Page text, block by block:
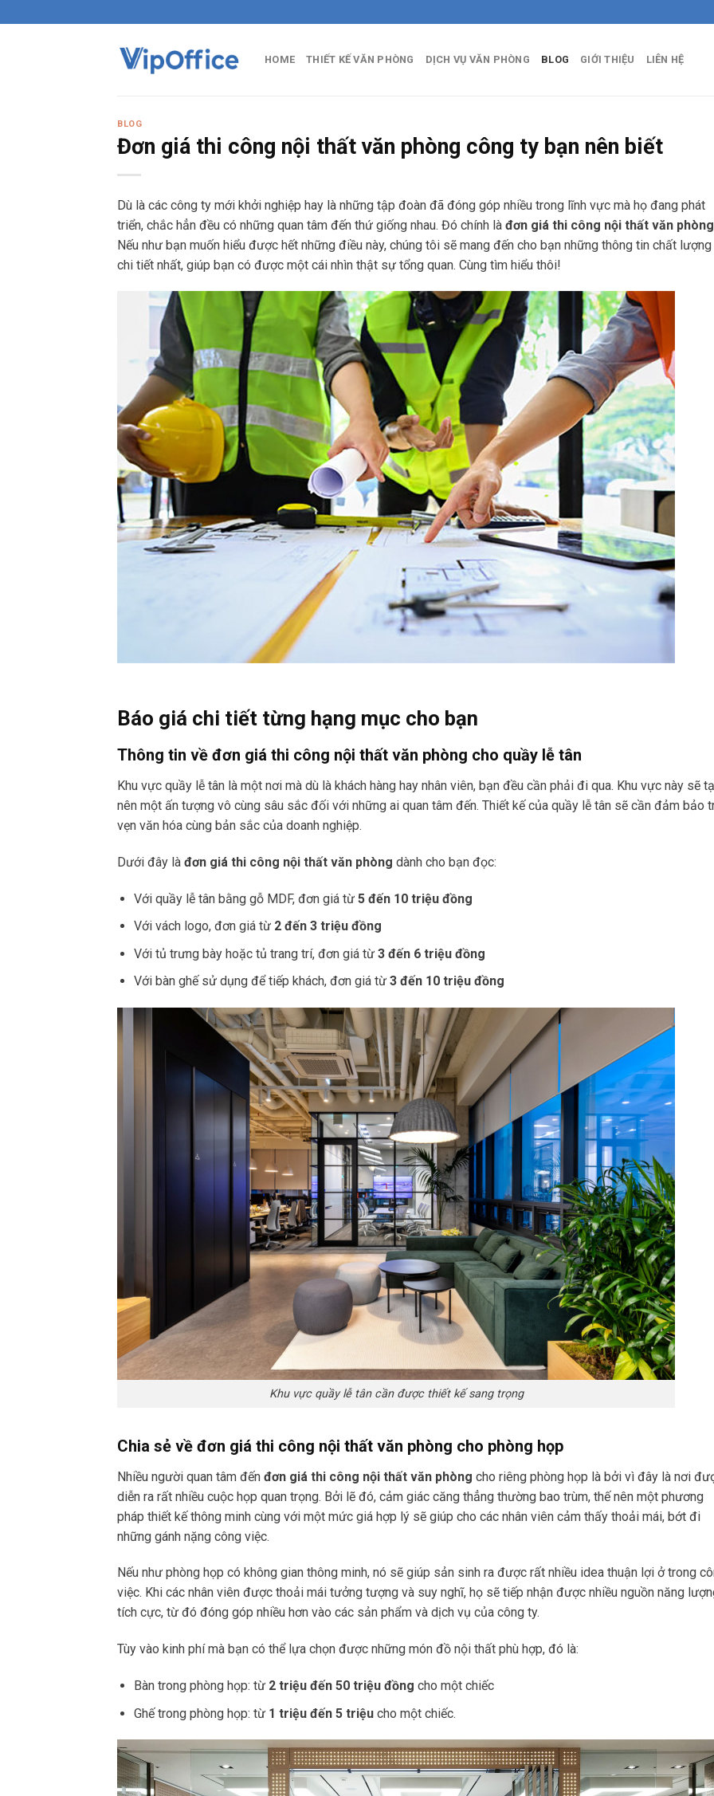
to
HOME THIẾT KẾ VĂN PHÒNG DỊCH VỤ VĂN PHÒNG BLOG GIỚI THIỆU LIÊN HỆ
BLOG
Đơn giá thi công nội thất văn phòng công ty bạn nên biết
Dù là các công ty mới khởi nghiệp hay là những tập đoàn đã đóng góp nhiều trong lĩnh vực mà họ đang phát
triển, chắc hẳn đều có những quan tâm đến thứ giống nhau. Đó chính là đơn giá thi công nội thất văn
Nếu như bạn muốn hiểu được hết những điều này, chúng tôi sẽ mang đến cho bạn những thông tin chất lượng
chi tiết nhất, giúp bạn có được một cái nhìn thật sự tổng quan. Cùng tìm hiểu thôi!
Báo giá chi tiết từng hạng mục cho bạn
Thông tin về đơn giá thi công nội thất văn phòng cho quầy lễ tân
Khu vực quầy lễ tân là một nơi mà dù là khách hàng hay nhân viên, bạn đều cần phải đi qua. Khu vực này sẽ
nên một ấn tượng vô cùng sâu sắc đối với những ai quan tâm đến. Thiết kế của quầy lễ tân sẽ cần đảm bảo
vẹn văn hóa cùng bản sắc của doanh nghiệp.
Dưới đây là đơn giá thi công nội thất văn phòng dành cho bạn đọc:
Với quầy lễ tân bằng gỗ MDF, đơn giá từ 5 đến 10 triệu đồng
Với vách logo, đơn giá từ 2 đến 3 triệu đồng
Với tủ trưng bày hoặc tủ trang trí, đơn giá từ 3 đến 6 triệu đồng
Với bàn ghế sử dụng để tiếp khách, đơn giá từ 3 đến 10 triệu đồng
Khu vực quầy lễ tân cần được thiết kế sang trọng
Chia sẻ về đơn giá thi công nội thất văn phòng cho phòng họp
Nhiều người quan tâm đến đơn giá thi công nội thất văn phòng cho riêng phòng họp là bởi vì đây là nơi
diễn ra rất nhiều cuộc họp quan trọng. Bởi lẽ đó, cảm giác căng thẳng thường bao trùm, thế nên một phương
pháp thiết kế thông minh cùng với một mức giá hợp lý sẽ giúp cho các nhân viên cảm thấy thoải mái, bớt đi
những gánh nặng công việc.
Nếu như phòng họp có không gian thông minh, nó sẽ giúp sản sinh ra được rất nhiều idea thuận lợi ở trong
việc. Khi các nhân viên được thoải mái tưởng tượng và suy nghĩ, họ sẽ tiếp nhận được nhiều nguồn năng
tích cực, từ đó đóng góp nhiều hơn vào các sản phẩm và dịch vụ của công ty.
Tùy vào kinh phí mà bạn có thể lựa chọn được những món đồ nội thất phù hợp, đó là:
Bàn trong phòng họp: từ 2 triệu đến 50 triệu đồng cho một chiếc
Ghế trong phòng họp: từ 1 triệu đến 5 triệucho một chiếc.